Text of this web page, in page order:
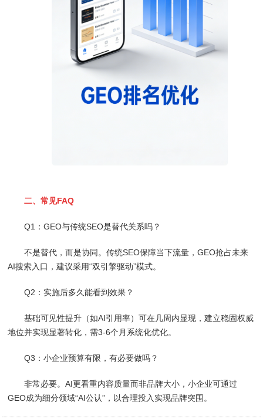
二、常见FAQ
Q1：GEO与传统SEO是替代关系吗？
不是替代，而是协同。传统SEO保障当下流量，GEO抢占未来
AI搜索入口，建议采用“双引擎驱动”模式。
Q2：实施后多久能看到效果？
基础可见性提升（如AI引用率）可在几周内显现，建立稳固权威
地位并实现显著转化，需3-6个月系统化优化。
Q3：小企业预算有限，有必要做吗？
非常必要。AI更看重内容质量而非品牌大小，小企业可通过
GEO成为细分领域“AI公认”，以合理投入实现品牌突围。